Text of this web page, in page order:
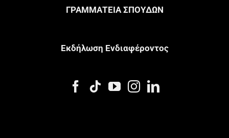
ΓΡΑΜΜΑΤΕΙΑ ΣΠΟΥΔΩΝ
Eκδήλωση Eνδιαφέροντος